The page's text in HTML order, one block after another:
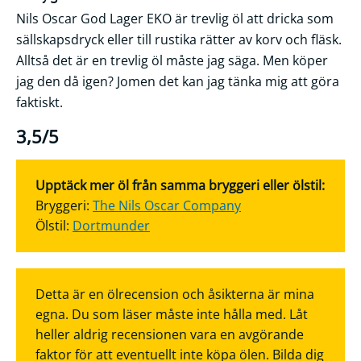
Nils Oscar God Lager EKO är trevlig öl att dricka som
sällskapsdryck eller till rustika rätter av korv och fläsk.
Alltså det är en trevlig öl måste jag säga. Men köper
jag den då igen? Jomen det kan jag tänka mig att göra
faktiskt.
3,5/5
Upptäck mer öl från samma bryggeri eller ölstil:
Bryggeri: The Nils Oscar Company
Ölstil: Dortmunder
Detta är en ölrecension och åsikterna är mina
egna. Du som läser måste inte hålla med. Låt
heller aldrig recensionen vara en avgörande
faktor för att eventuellt inte köpa ölen. Bilda dig